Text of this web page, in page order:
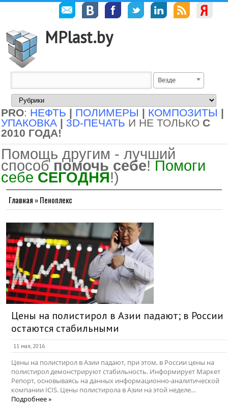
MPlast.by
Везде
PRO: НЕФТЬ | ПОЛИМЕРЫ | КОМПОЗИТЫ |
УПАКОВКА | 3D-ПЕЧАТЬ И НЕ ТОЛЬКО С
2010 ГОДА!
Помощь другим - лучший
способ помочь себе! Помоги
себе СЕГОДНЯ!)
Главная »Пеноплекс
Цены на полистирол в Азии падают; в России
остаются стабильными
11 мая, 2016
Цены на полистирол в Азии падают, при этом, в России цены на
полистирол демонстрируют стабильность. Информирует Маркет
Репорт, основываясь на данных информационно-аналитической
компании ICIS. Цены полистирола в Азии на этой неделе...
Подробнее »